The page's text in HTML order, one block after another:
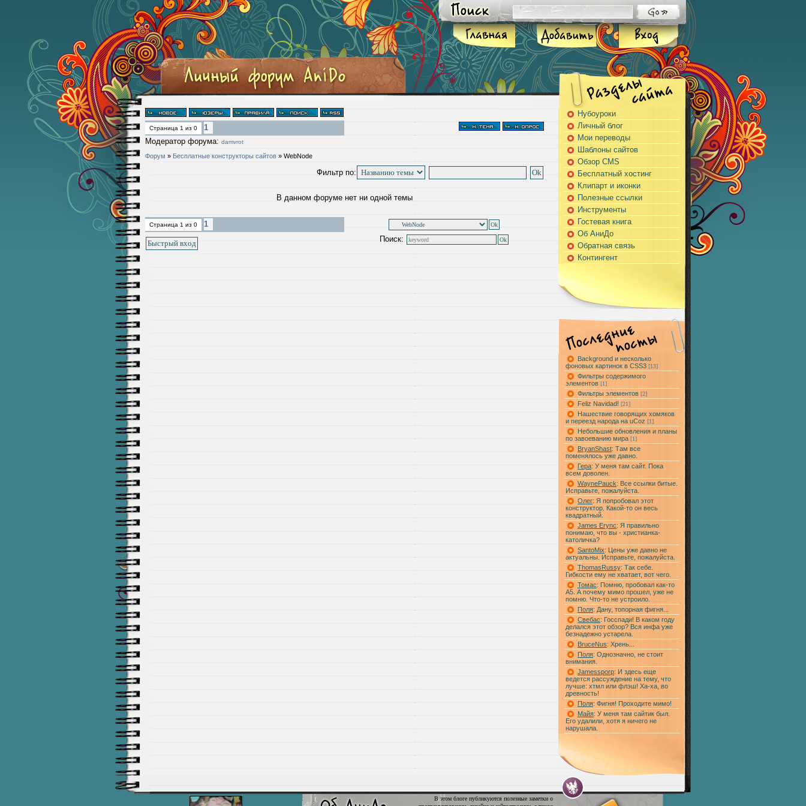
Страница 1 из 0
1
Модератор форума: damvrot
Форум » Бесплатные конструкторы сайтов » WebNode
Фильтр по:
В данном форуме нет ни одной темы
Страница 1 из 0
1
Поиск:
Нубоуроки
Личный блог
Мои переводы
Шаблоны сайтов
Обзор CMS
Бесплатный хостинг
Клипарт и иконки
Полезные ссылки
Инструменты
Гостевая книга
Об АниДо
Обратная связь
Контингент
Background и несколько
фоновых картинок в CSS3 [13]
Фильтры содержимого
элементов [1]
Фильтры элементов [2]
Feliz Navidad! [21]
Нашествие говорящих хомяков
и переезд народа на uCoz [1]
Небольшие обновления и планы
по завоеванию мира [1]
BryanShast: Там все
поменялось уже давно.
Гера: У меня там сайт. Пока
всем доволен.
WaynePauck: Все ссылки битые.
Исправьте, пожалуйста.
Олег: Я попробовал этот
конструктор. Какой-то он весь
квадратный.
James Erync: Я правильно
понимаю, что вы - христианка-
католичка?
SantoMix: Цены уже давно не
актуальны. Исправьте, пожалуйста.
ThomasRussy: Так себе.
Гибкости ему не хватает, вот чего.
Томас: Помню, пробовал как-то
А5. А почему мимо прошел, уже не
помню. Что-то не устроило.
Поля: Дану, топорная фигня...
Свебас: Госспади! В каком году
делался этот обзор? Вся инфа уже
безнадежно устарела.
BruceNus: Хрень...
Поля: Однозначно, не стоит
внимания.
Jamessporp: И здесь еще
ведется рассуждение на тему, что
лучше: хтмл или флэш! Ха-ха, во
древность!
Поля: Фигня! Проходите мимо!
Майя: У меня там сайтик был.
Его удалили, хотя я ничего не
нарушала.
В этом блоге публикуются полезные заметки о